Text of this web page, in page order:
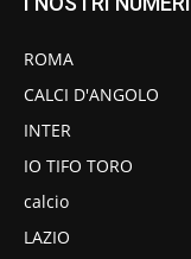
ROMA
CALCI D'ANGOLO
INTER
IO TIFO TORO
calcio
LAZIO